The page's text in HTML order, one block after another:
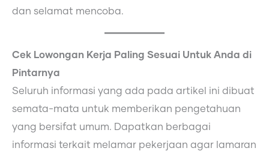
dan selamat mencoba.
Cek Lowongan Kerja Paling Sesuai Untuk Anda di
Pintarnya
Seluruh informasi yang ada pada artikel ini dibuat
semata-mata untuk memberikan pengetahuan
yang bersifat umum. Dapatkan berbagai
informasi terkait melamar pekerjaan agar lamaran